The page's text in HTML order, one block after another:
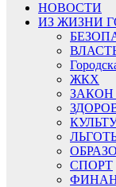
НОВОСТИ
ИЗ ЖИЗНИ
ЖКХ
ЗАКОН
СПОРТ